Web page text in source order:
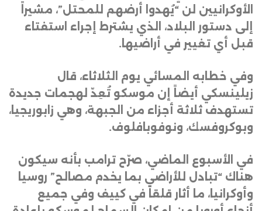
الأوكرانيين لن “يُهدوا أرضهم للمحتل”، مشيراً
إلى دستور البلاد، الذي يشترط إجراء استفتاء
قبل أي تغيير في أراضيها .
وفي خطابه المسائي يوم الثلاثاء، قال
زيلينسكي أيضاً إن موسكو تُعِدّ لهجمات جديدة
تستهدف ثلاثة أجزاء من الجبهة، وهي زابوريجيا،
وبوكروفسك، ونوفوبافلوف.
في الأسبوع الماضي، صرّح ترامب بأنه سيكون
هناك “تبادل للأراضي بما يخدم مصالح” روسيا
وأوكرانيا، ما أثار قلقاً في كييف وفي جميع